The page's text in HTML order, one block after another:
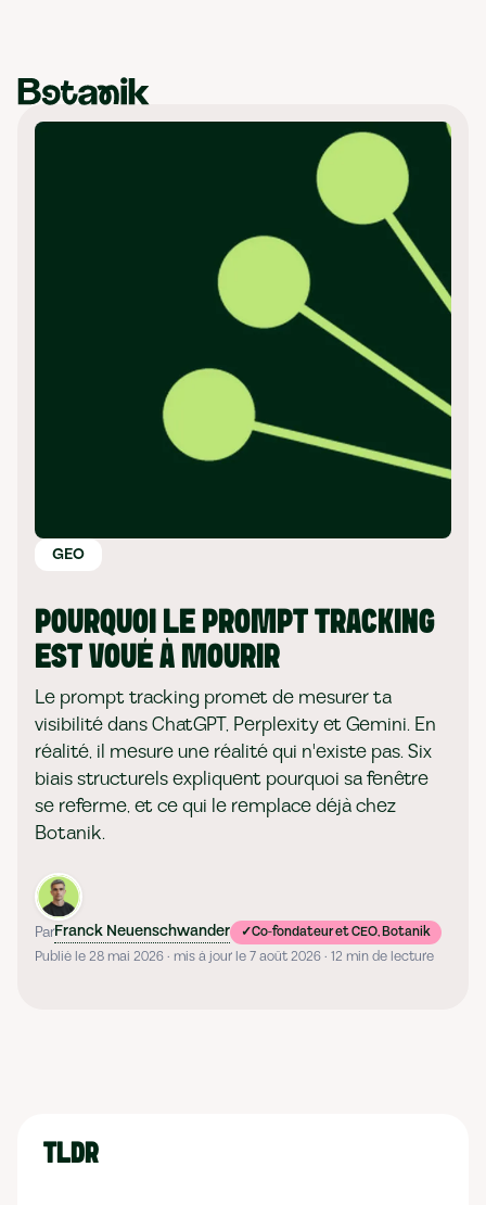
GEO
POURQUOI LE PROMPT TRACKING
EST VOUÉ À MOURIR
Le prompt tracking promet de mesurer ta
visibilité dans ChatGPT, Perplexity et Gemini. En
réalité, il mesure une réalité qui n'existe pas. Six
biais structurels expliquent pourquoi sa fenêtre
se referme, et ce qui le remplace déjà chez
Botanik.
ParFranck Neuenschwander Co-fondateur et CEO, Botanik
Publié le 28 mai 2026 · mis à jour le 7 août 2026 · 12 min de lecture
TLDR